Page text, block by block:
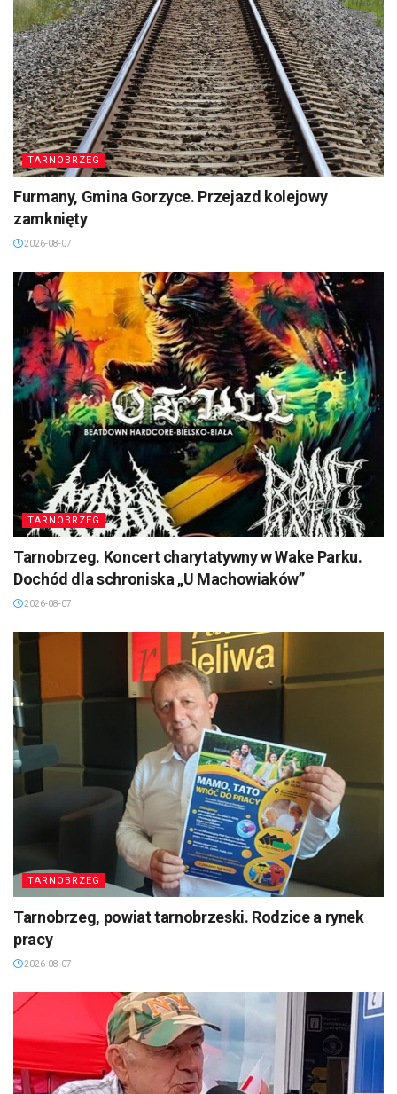
TARNOBRZEG
Furmany, Gmina Gorzyce. Przejazd kolejowy
zamknięty
2026-08-07
TARNOBRZEG
Tarnobrzeg. Koncert charytatywny w Wake Parku.
Dochód dla schroniska „U Machowiaków”
2026-08-07
TARNOBRZEG
Tarnobrzeg, powiat tarnobrzeski. Rodzice a rynek
pracy
2026-08-07